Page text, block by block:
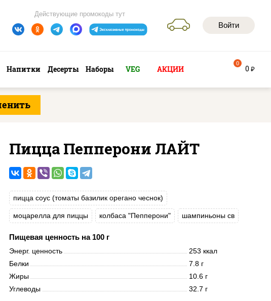
Войти
Действующие промокоды тут
Напитки Десерты Наборы VEG АКЦИИ 0 руб
0
Пицца Пепперони ЛАЙТ
пицца соус (томаты базилик орегано чеснок)
моцарелла для пиццы колбаса "Пепперони" шампиньоны св
Пищевая ценность на 100 г
Энерг. ценность
253 ккал
Белки
7.8 г
Жиры
10.6 г
Углеводы
32.7 г